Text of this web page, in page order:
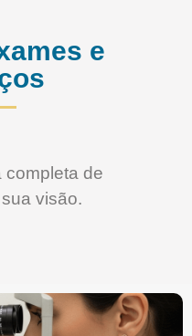
e
completa de
visão.